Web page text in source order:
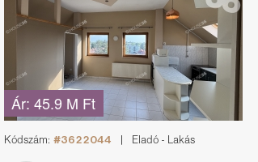
Ár: 45.9 M Ft
Kódszám: #3622044 Eladó - Lakás